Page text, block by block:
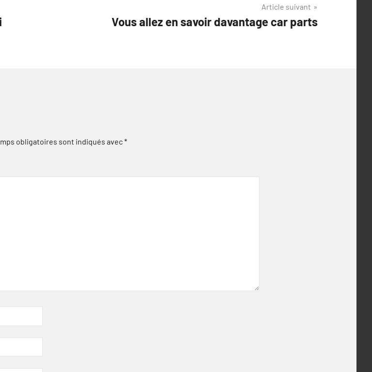
Article suivant
Vous allez en savoir davantage car parts
obligatoires sont indiqués avec*